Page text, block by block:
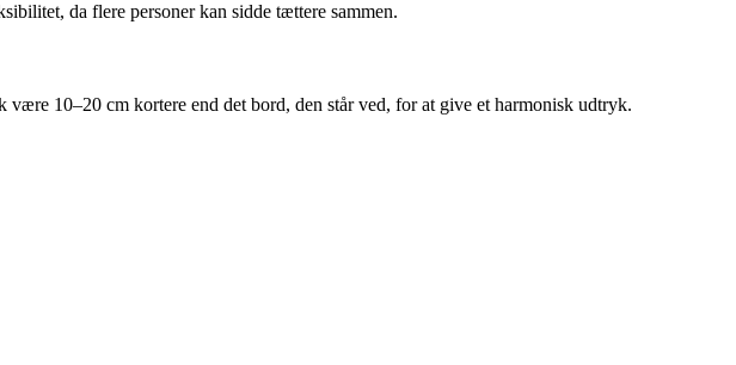
da flere personer kan sidde tættere sammen.
10–20 cm kortere end det bord, den står ved, for at give et harmonisk udtryk.